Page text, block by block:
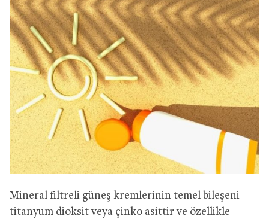
Mineral filtreli güneş kremlerinin temel bileşeni
titanyum dioksit veya çinko asittir ve özellikle